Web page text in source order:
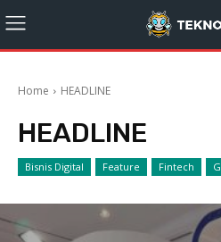
Home HEADLINE
HEADLINE
Bisnis Digital Feature Fintech